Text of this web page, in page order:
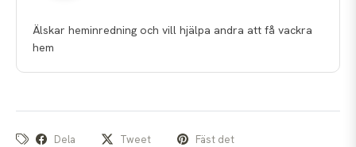
Älskar heminredning och vill hjälpa andra att få vackra
hem
Dela Tweet Fäst det